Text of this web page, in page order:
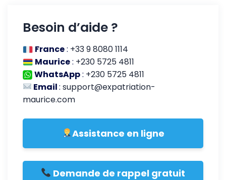
Besoin d’aide ?
France: +33 9 8080 1114
Maurice: +230 5725 4811
WhatsApp: +230 5725 4811
Email:support@expatriation-
maurice.com
Assistance en ligne
Demande de rappel gratuit